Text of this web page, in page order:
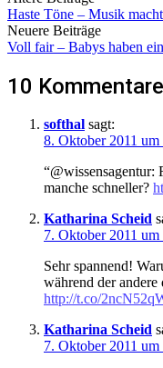
Haste Töne – Musik
Neuere Beiträge
Voll fair – Babys haben
10 Kommentare
softhal sagt:
8. Oktober 2011
“@wissensagentur:
manche schneller?
Katharina Scheid
7. Oktober 2011
Sehr spannend!
während der
http://t.co/
Katharina Scheid
7. Oktober 2011